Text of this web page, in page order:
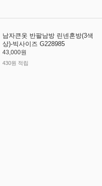
남자큰옷 반팔남방 린넨혼방(3색
상)-빅사이즈 G228985
43,000원
430원 적립